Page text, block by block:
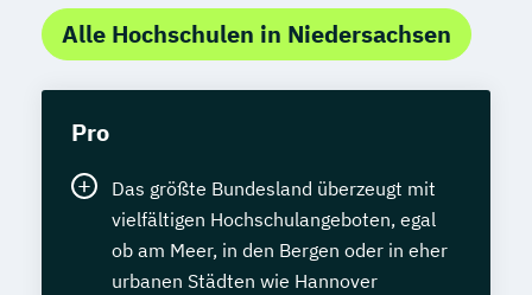
Alle Hochschulen in Niedersachsen
Pro
Das größte Bundesland überzeugt mit
vielfältigen Hochschulangeboten, egal
ob am Meer, in den Bergen oder in eher
urbanen Städten wie Hannover